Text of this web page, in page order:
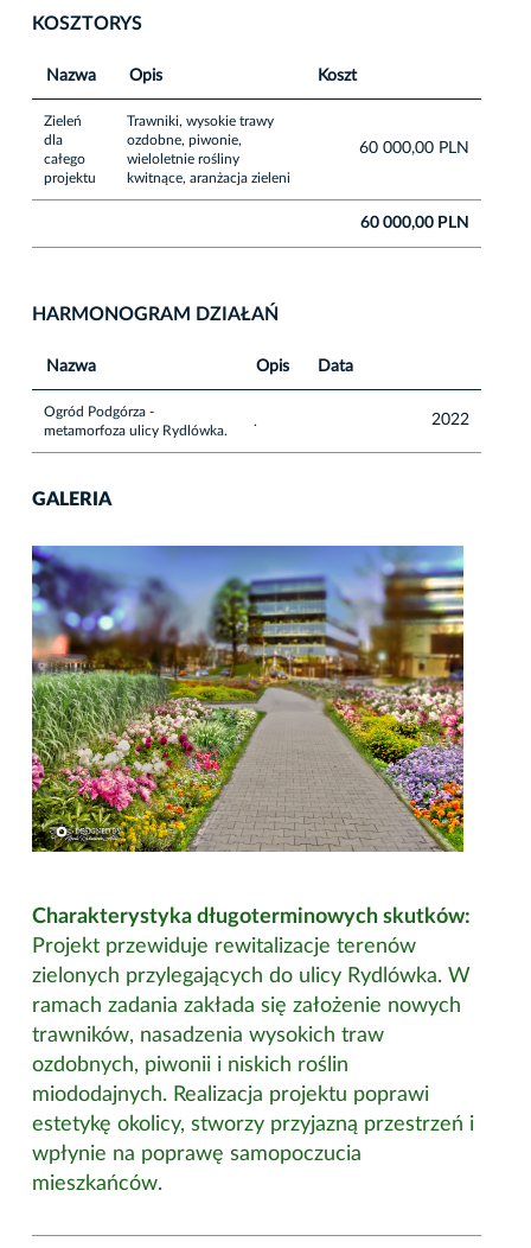
KOSZTORYS
Nazwa Opis Koszt
Zieleń
dla
całego
projektu
Trawniki, wysokie trawy
ozdobne, piwonie,
wieloletnie rośliny
kwitnące, aranżacja zieleni
60 000,00 PLN
60 000,00 PLN
HARMONOGRAM DZIAŁAŃ
Nazwa Opis Data
Ogród Podgórza -
metamorfoza ulicy Rydlówka.
. 2022
GALERIA
Charakterystyka długoterminowych skutków:
Projekt przewiduje rewitalizacje terenów
zielonych przylegających do ulicy Rydlówka. W
ramach zadania zakłada się założenie nowych
trawników, nasadzenia wysokich traw
ozdobnych, piwonii i niskich roślin
miododajnych. Realizacja projektu poprawi
estetykę okolicy, stworzy przyjazną przestrzeń i
wpłynie na poprawę samopoczucia
mieszkańców.